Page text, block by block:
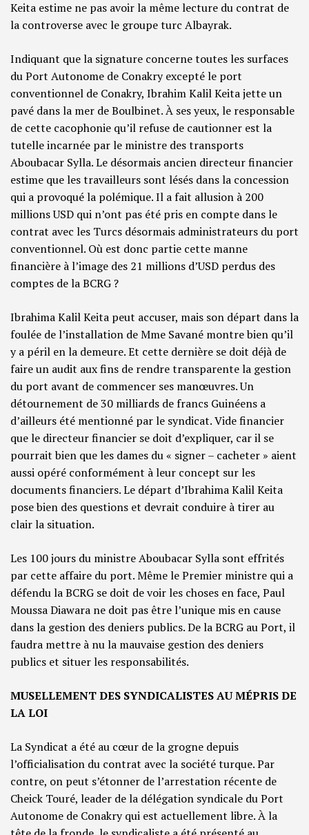
Keita estime ne pas avoir la même lecture du contrat de
la controverse avec le groupe turc Albayrak.
Indiquant que la signature concerne toutes les surfaces
du Port Autonome de Conakry excepté le port
conventionnel de Conakry, Ibrahim Kalil Keita jette un
pavé dans la mer de Boulbinet. À ses yeux, le responsable
de cette cacophonie qu’il refuse de cautionner est la
tutelle incarnée par le ministre des transports
Aboubacar Sylla. Le désormais ancien directeur financier
estime que les travailleurs sont lésés dans la concession
qui a provoqué la polémique. Il a fait allusion à 200
millions USD qui n’ont pas été pris en compte dans le
contrat avec les Turcs désormais administrateurs du port
conventionnel. Où est donc partie cette manne
financière à l’image des 21 millions d’USD perdus des
comptes de la BCRG ?
Ibrahima Kalil Keita peut accuser, mais son départ dans la
foulée de l’installation de Mme Savané montre bien qu’il
y a péril en la demeure. Et cette dernière se doit déjà de
faire un audit aux fins de rendre transparente la gestion
du port avant de commencer ses manœuvres. Un
détournement de 30 milliards de francs Guinéens a
d’ailleurs été mentionné par le syndicat. Vide financier
que le directeur financier se doit d’expliquer, car il se
pourrait bien que les dames du « signer – cacheter » aient
aussi opéré conformément à leur concept sur les
documents financiers. Le départ d’Ibrahima Kalil Keita
pose bien des questions et devrait conduire à tirer au
clair la situation.
Les 100 jours du ministre Aboubacar Sylla sont effrités
par cette affaire du port. Même le Premier ministre qui a
défendu la BCRG se doit de voir les choses en face, Paul
Moussa Diawara ne doit pas être l’unique mis en cause
dans la gestion des deniers publics. De la BCRG au Port, il
faudra mettre à nu la mauvaise gestion des deniers
publics et situer les responsabilités.
MUSELLEMENT DES SYNDICALISTES AU MÉPRIS DE
LA LOI
La Syndicat a été au cœur de la grogne depuis
l’officialisation du contrat avec la société turque. Par
contre, on peut s’étonner de l’arrestation récente de
Cheick Touré, leader de la délégation syndicale du Port
Autonome de Conakry qui est actuellement libre. À la